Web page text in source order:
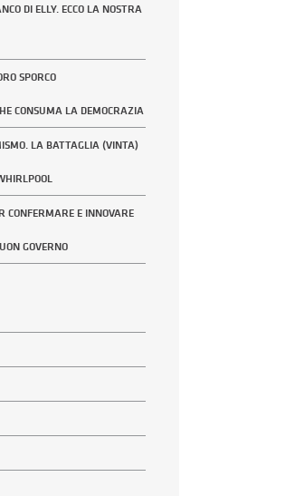
DI ELLY. ECCO LA NOSTRA
SPORCO
CONSUMA LA DEMOCRAZIA
LA BATTAGLIA (VINTA)
CONFERMARE E INNOVARE
GOVERNO